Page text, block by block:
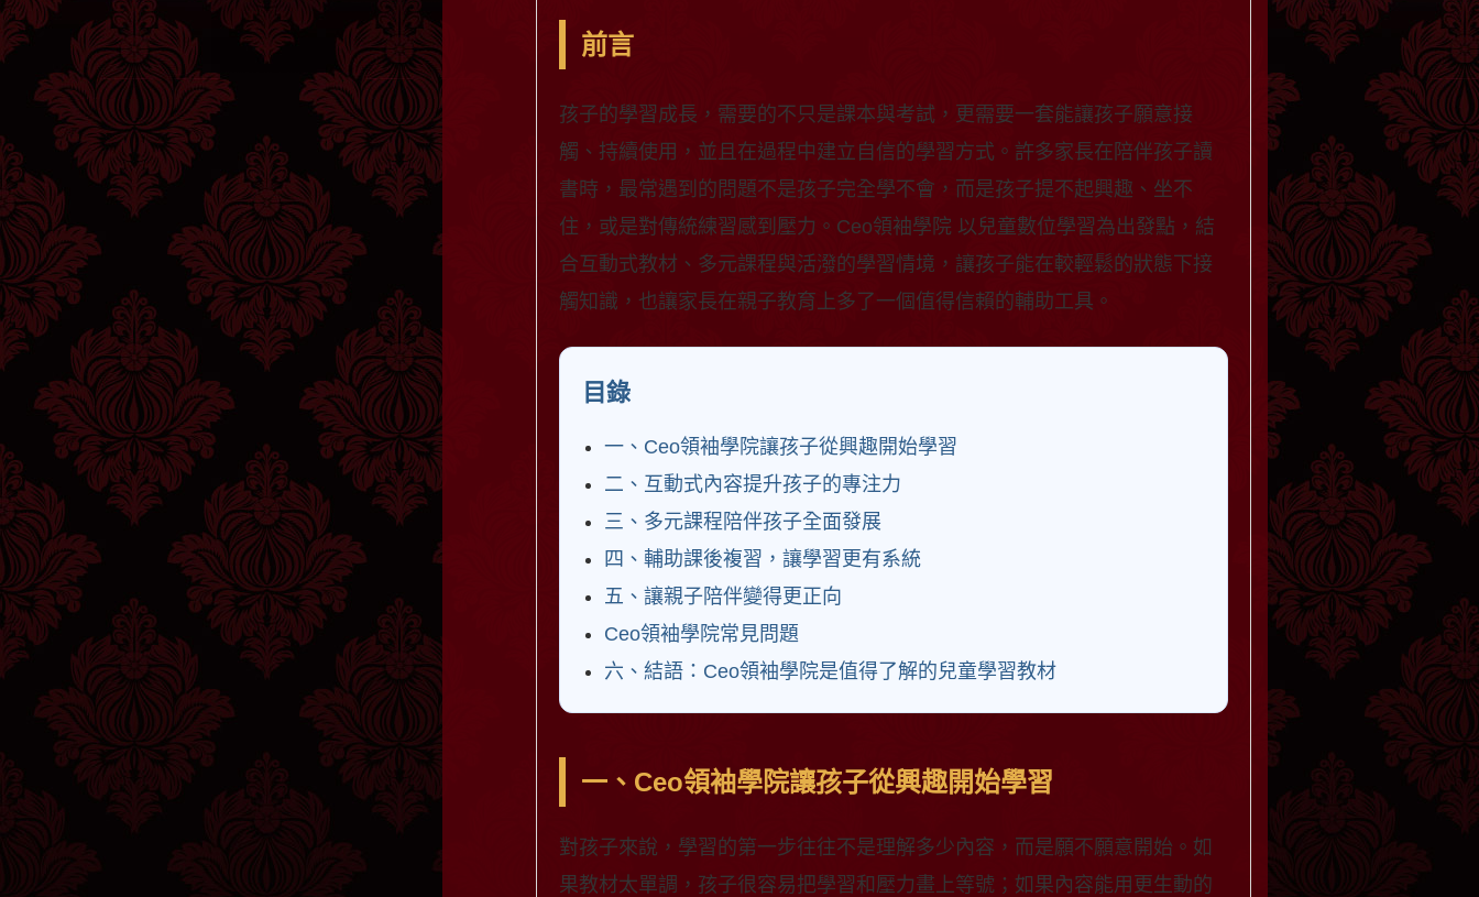
前言
孩子的學習成長，需要的不只是課本與考試，更需要一套能讓孩子願意接
觸、持續使用，並且在過程中建立自信的學習方式。許多家長在陪伴孩子讀
書時，最常遇到的問題不是孩子完全學不會，而是孩子提不起興趣、坐不
住，或是對傳統練習感到壓力。Ceo領袖學院 以兒童數位學習為出發點，結
合互動式教材、多元課程與活潑的學習情境，讓孩子能在較輕鬆的狀態下接
觸知識，也讓家長在親子教育上多了一個值得信賴的輔助工具。
目錄
一、Ceo領袖學院讓孩子從興趣開始學習
二、互動式內容提升孩子的專注力
三、多元課程陪伴孩子全面發展
四、輔助課後複習，讓學習更有系統
五、讓親子陪伴變得更正向
Ceo領袖學院常見問題
六、結語：Ceo領袖學院是值得了解的兒童學習教材
一、Ceo領袖學院讓孩子從興趣開始學習
對孩子來說，學習的第一步往往不是理解多少內容，而是願不願意開始。如
果教材太單調，孩子很容易把學習和壓力畫上等號；如果內容能用更生動的